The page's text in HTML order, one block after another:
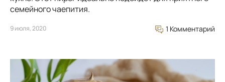
семейного чаепития.
9 июля, 2020 1 Комментарий